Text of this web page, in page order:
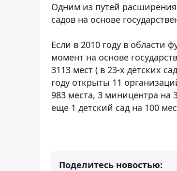
Одним из путей
садов на основе
Если в 2010 году в области
момент на основе
3113 мест ( в 23-х детских
году открыты 11
983 места, 3 миницентра на
еще 1 детский сад на 100
Поделитесь новостью: